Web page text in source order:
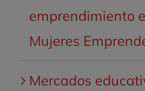
emprendimiento
Mujeres
Mercados